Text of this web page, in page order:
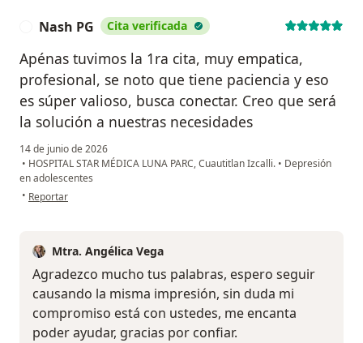
Nash PG Cita verificada
Apénas tuvimos la 1ra cita, muy empatica,
profesional, se noto que tiene paciencia y eso
es súper valioso, busca conectar. Creo que será
la solución a nuestras necesidades
14 de junio de 2026
• HOSPITAL STAR MÉDICA LUNA PARC, Cuautitlan Izcalli. • Depresión
en adolescentes
• en opinión del usuario Nash PG
Reportar
Mtra. Angélica Vega
Agradezco mucho tus palabras, espero seguir
causando la misma impresión, sin duda mi
compromiso está con ustedes, me encanta
poder ayudar, gracias por confiar.